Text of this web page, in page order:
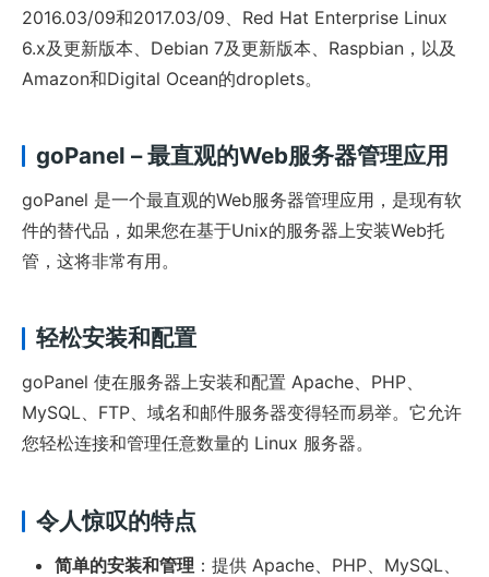
2016.03/09和2017.03/09、Red Hat Enterprise Linux
6.x及更新版本、Debian 7及更新版本、Raspbian，以及
Amazon和Digital Ocean的droplets。
goPanel – 最直观的Web服务器管理应用
goPanel 是一个最直观的Web服务器管理应用，是现有软
件的替代品，如果您在基于Unix的服务器上安装Web托
管，这将非常有用。
轻松安装和配置
goPanel 使在服务器上安装和配置 Apache、PHP、
MySQL、FTP、域名和邮件服务器变得轻而易举。它允许
您轻松连接和管理任意数量的 Linux 服务器。
令人惊叹的特点
简单的安装和管理 ：提供 Apache、PHP、MySQL、